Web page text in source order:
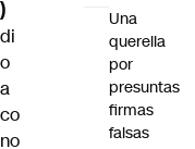
)
di
o
a
co
no
Una
querella
por
presuntas
firmas
falsas